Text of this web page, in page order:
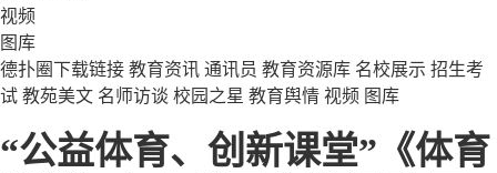
视频
图库
德扑圈下载链接 教育资讯 通讯员 教育资源库 名校展示 招生考
试 教苑美文 名师访谈 校园之星 教育舆情 视频 图库
“公益体育、创新课堂”《体育